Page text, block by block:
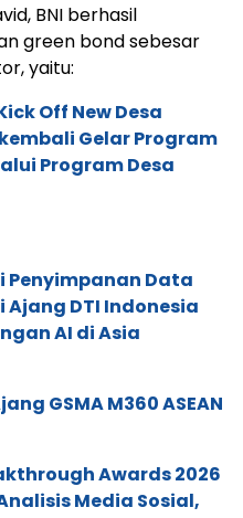
BNI berhasil
green bond sebesar
yaitu:
Off New Desa
kembali Gelar Program
Program Desa
Penyimpanan Data
Ajang DTI Indonesia
AI di Asia
GSMA M360 ASEAN
Awards 2026
Media Sosial,